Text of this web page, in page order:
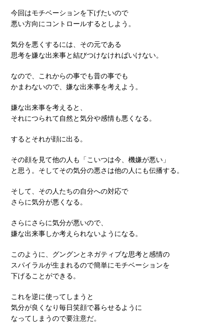
今回はモチベーションを下げたいので
悪い方向にコントロールするとしよう。
気分を悪くするには、その元である
思考を嫌な出来事と結びつけなければいけない。
なので、これからの事でも昔の事でも
かまわないので、嫌な出来事を考えよう。
嫌な出来事を考えると、
それにつられて自然と気分や感情も悪くなる。
するとそれが顔に出る。
その顔を見て他の人も「こいつは今、機嫌が悪い」
と思う。そしてその気分の悪さは他の人にも伝播する。
そして、その人たちの自分への対応で
さらに気分が悪くなる。
さらにさらに気分が悪いので、
嫌な出来事しか考えられないようになる。
このように、グングンとネガティブな思考と感情の
スパイラルが生まれるので簡単にモチベーションを
下げることができる。
これを逆に使ってしまうと
気分が良くなり毎日笑顔で暮らせるように
なってしまうので要注意だ。